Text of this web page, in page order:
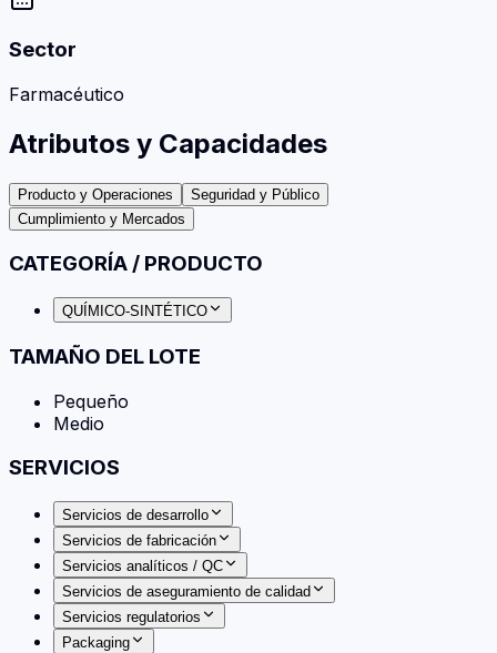
Sector
Farmacéutico
Atributos y Capacidades
Producto y Operaciones
Seguridad y Público
Cumplimiento y Mercados
CATEGORÍA / PRODUCTO
QUÍMICO-SINTÉTICO
TAMAÑO DEL LOTE
Pequeño
Medio
SERVICIOS
Servicios de desarrollo
Servicios de fabricación
Servicios analíticos / QC
Servicios de aseguramiento de calidad
Servicios regulatorios
Packaging